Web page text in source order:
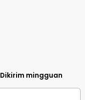
Dikirim mingguan